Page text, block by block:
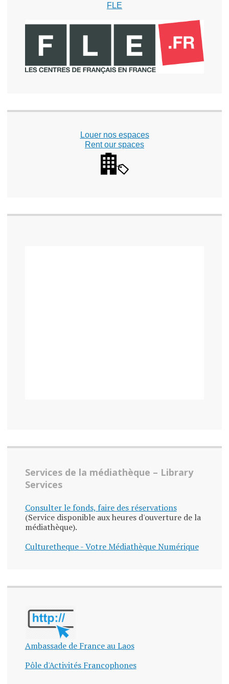
FLE
Louer nos espaces
Rent our spaces
Services de la médiathèque – Library
Services
Consulter le fonds, faire des réservations
(Service disponible aux heures d'ouverture de la
médiathèque).
Culturetheque - Votre Médiathèque Numérique
Ambassade de France au Laos
Pôle d'Activités Francophones